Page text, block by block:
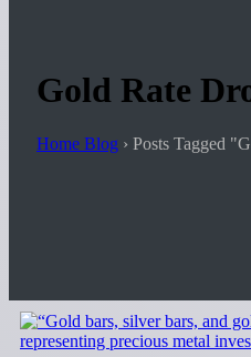
Gold Rate
Home Blog › Posts Tagged